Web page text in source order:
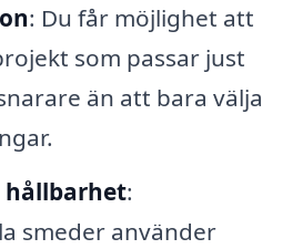
: Du får möjlighet att
som passar just
än att bara välja
hållbarhet:
smeder använder